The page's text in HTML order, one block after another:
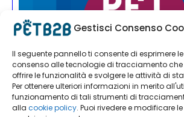
Gestisci Consenso
Il seguente pannello ti consente di esprimere
consenso alle tecnologie di tracciamento
offrire le funzionalità e svolgere le attività di
Per ottenere ulteriori informazioni in merito
funzionamento di tali strumenti di
alla cookie policy. Puoi rivedere e modificare